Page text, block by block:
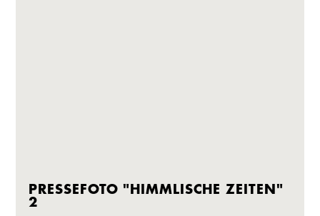
PRESSEFOTO "HIMMLISCHE ZEITEN"
2